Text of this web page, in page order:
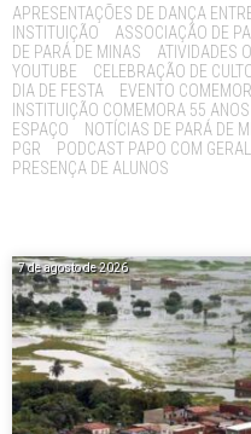
Tags:
APRESENTAÇÕES DE DANÇA
INSTITUIÇÃO
ASSOCIAÇÃO DE
DE PARÁ DE MINAS
ATIVIDADES
YOUTUBE
CELEBRAÇÃO DE
DIA DE FESTA
EVENTO
INSTITUIÇÃO COMEMORA 55
ESPAÇO
NOTÍCIAS DE PARÁ DE
PGR
PODCAST PAPO COM
PRESENÇA DE ALUNOS
7 de agosto de 2026